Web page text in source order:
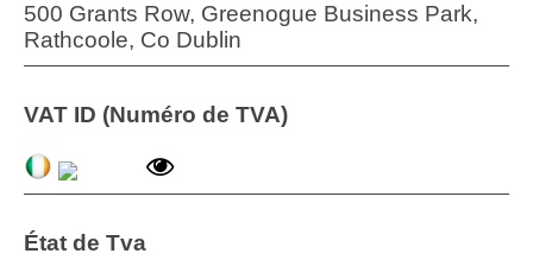
500 Grants Row, Greenogue Business Park,
Rathcoole, Co Dublin
VAT ID (Numéro de TVA)
État de Tva